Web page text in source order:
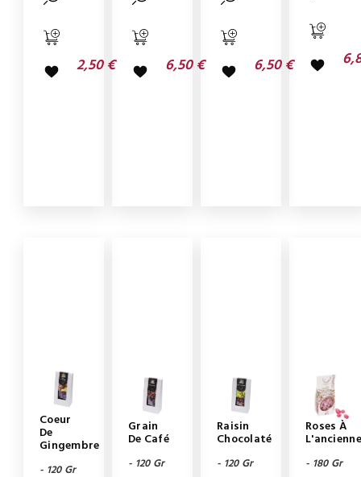
2,50 € 6,50 € 6,50 €
Coeur
De
Gingembre
- 120 Gr
Grain
De Café
- 120 Gr
Raisin
Chocolaté
- 120 Gr
Roses À
L'ancienne
- 180 Gr